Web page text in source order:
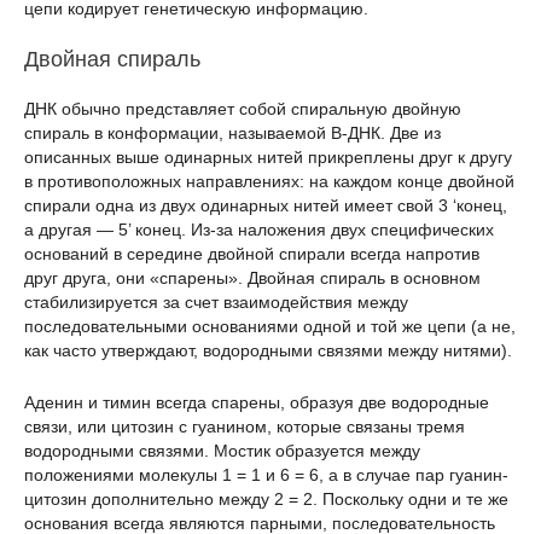
цепи кодирует генетическую информацию.
Двойная спираль
ДНК обычно представляет собой спиральную двойную
спираль в конформации, называемой B-ДНК. Две из
описанных выше одинарных нитей прикреплены друг к другу
в противоположных направлениях: на каждом конце двойной
спирали одна из двух одинарных нитей имеет свой 3 ‘конец,
а другая — 5’ конец. Из-за наложения двух специфических
оснований в середине двойной спирали всегда напротив
друг друга, они «спарены». Двойная спираль в основном
стабилизируется за счет взаимодействия между
последовательными основаниями одной и той же цепи (а не,
как часто утверждают, водородными связями между нитями).
Аденин и тимин всегда спарены, образуя две водородные
связи, или цитозин с гуанином, которые связаны тремя
водородными связями. Мостик образуется между
положениями молекулы 1 = 1 и 6 = 6, а в случае пар гуанин-
цитозин дополнительно между 2 = 2. Поскольку одни и те же
основания всегда являются парными, последовательность